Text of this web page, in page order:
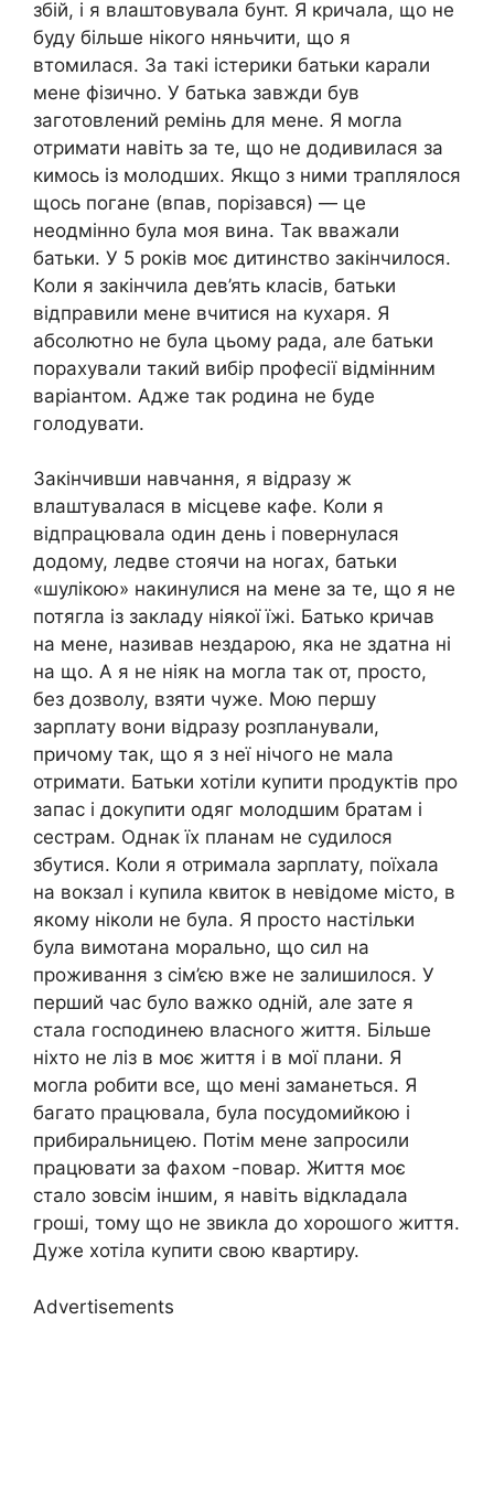
збій, і я влаштовувала бунт. Я кричала, що не
буду більше нікого няньчити, що я
втомилася. За такі істерики батьки карали
мене фізично. У батька завжди був
заготовлений ремінь для мене. Я могла
отримати навіть за те, що не додивилася за
кимось із молодших. Якщо з ними траплялося
щось погане (впав, порізався) — це
неодмінно була моя вина. Так вважали
батьки. У 5 років моє дитинство закінчилося.
Коли я закінчила дев’ять класів, батьки
відправили мене вчитися на кухаря. Я
абсолютно не була цьому рада, але батьки
порахували такий вибір професії відмінним
варіантом. Адже так родина не буде
голодувати.
Закінчивши навчання, я відразу ж
влаштувалася в місцеве кафе. Коли я
відпрацювала один день і повернулася
додому, ледве стоячи на ногах, батьки
«шулікою» накинулися на мене за те, що я не
потягла із закладу ніякої їжі. Батько кричав
на мене, називав нездарою, яка не здатна ні
на що. А я не ніяк на могла так от, просто,
без дозволу, взяти чуже. Мою першу
зарплату вони відразу розпланували,
причому так, що я з неї нічого не мала
отримати. Батьки хотіли купити продуктів про
запас і докупити одяг молодшим братам і
сестрам. Однак їх планам не судилося
збутися. Коли я отримала зарплату, поїхала
на вокзал і купила квиток в невідоме місто, в
якому ніколи не була. Я просто настільки
була вимотана морально, що сил на
проживання з сім’єю вже не залишилося. У
перший час було важко одній, але зате я
стала господинею власного життя. Більше
ніхто не ліз в моє життя і в мої плани. Я
могла робити все, що мені заманеться. Я
багато працювала, була посудомийкою і
прибиральницею. Потім мене запросили
працювати за фахом -повар. Життя моє
стало зовсім іншим, я навіть відкладала
гроші, тому що не звикла до хорошого життя.
Дуже хотіла купити свою квартиру.
Advertisements